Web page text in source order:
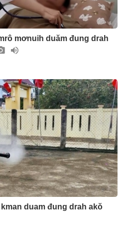
mơnuih duăm đung drah
duam đung drah akŏ